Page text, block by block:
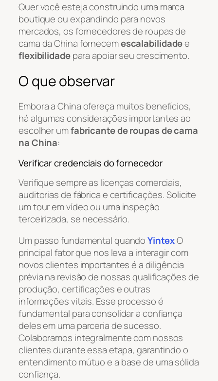
Quer você esteja construindo uma marca
boutique ou expandindo para novos
mercados, os fornecedores de roupas de
cama da China fornecemescalabilidadee
flexibilidadepara apoiar seu crescimento.
O que observar
Embora a China ofereça muitos benefícios,
há algumas considerações importantes ao
escolher umfabricante de roupas de cama
na China:
Verificar credenciais do fornecedor
Verifique sempre as licenças comerciais,
auditorias de fábrica e certificações. Solicite
um tour em vídeo ou uma inspeção
terceirizada, se necessário.
Um passo fundamental quandoYintexO
principal fator que nos leva a interagir com
novos clientes importantes é a diligência
prévia na revisão de nossas qualificações de
produção, certificações e outras
informações vitais. Esse processo é
fundamental para consolidar a confiança
deles em uma parceria de sucesso.
Colaboramos integralmente com nossos
clientes durante essa etapa, garantindo o
entendimento mútuo e a base de uma sólida
confiança.